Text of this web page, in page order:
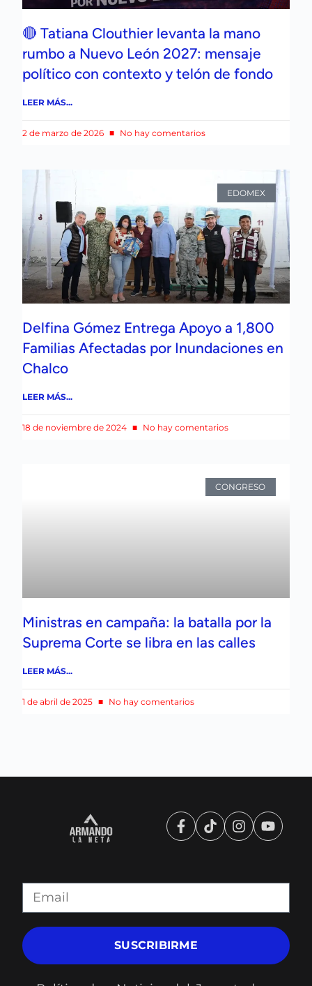
🔴 Tatiana Clouthier levanta la mano
rumbo a Nuevo León 2027: mensaje
político con contexto y telón de fondo
LEER MÁS...
2 de marzo de 2026 No hay comentarios
EDOMEX
Delfina Gómez Entrega Apoyo a 1,800
Familias Afectadas por Inundaciones en
Chalco
LEER MÁS...
18 de noviembre de 2024 No hay comentarios
CONGRESO
Ministras en campaña: la batalla por la
Suprema Corte se libra en las calles
LEER MÁS...
1 de abril de 2025 No hay comentarios
SUSCRIBIRME